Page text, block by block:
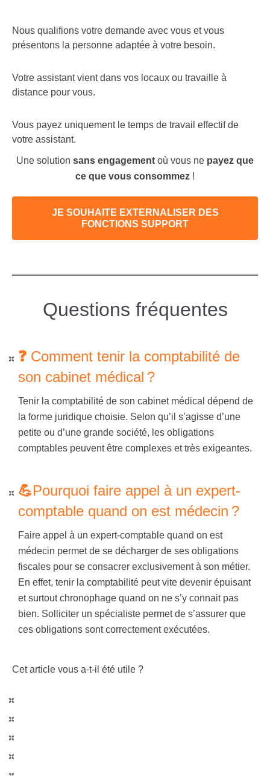
Nous qualifions votre demande avec vous et vous
présentons la personne adaptée à votre besoin.
Votre assistant vient dans vos locaux ou travaille à
distance pour vous.
Vous payez uniquement le temps de travail effectif de
votre assistant.
Une solution sans engagement où vous ne payez que
ce que vous consommez !
JE SOUHAITE EXTERNALISER DES
FONCTIONS SUPPORT
Questions fréquentes
❓ Comment tenir la comptabilité de
son cabinet médical ?
Tenir la comptabilité de son cabinet médical dépend de
la forme juridique choisie. Selon qu’il s’agisse d’une
petite ou d’une grande société, les obligations
comptables peuvent être complexes et très exigeantes.
💪Pourquoi faire appel à un expert-
comptable quand on est médecin ?
Faire appel à un expert-comptable quand on est
médecin permet de se décharger de ses obligations
fiscales pour se consacrer exclusivement à son métier.
En effet, tenir la comptabilité peut vite devenir épuisant
et surtout chronophage quand on ne s’y connait pas
bien. Solliciter un spécialiste permet de s’assurer que
ces obligations sont correctement exécutées.
Cet article vous a-t-il été utile ?